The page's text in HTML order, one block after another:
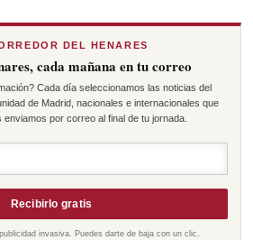
DEL HENARES
cada mañana en tu correo
Cada día seleccionamos las noticias del
de Madrid, nacionales e internacionales que
por correo al final de tu jornada.
Recibirlo gratis
invasiva. Puedes darte de baja con un clic.